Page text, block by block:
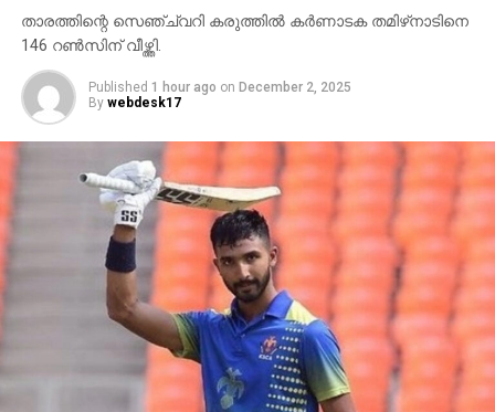
DON'T MISS
അയല്‍ കലാശം
താരത്തിന്റെ സെഞ്ച്വറി കരുത്തില്‍ കര്‍ണാടക തമിഴ്‌നാടിനെ
146 റണ്‍സിന് വീഴ്ത്തി.
Published 1 hour ago on December 2, 2025
By webdesk17